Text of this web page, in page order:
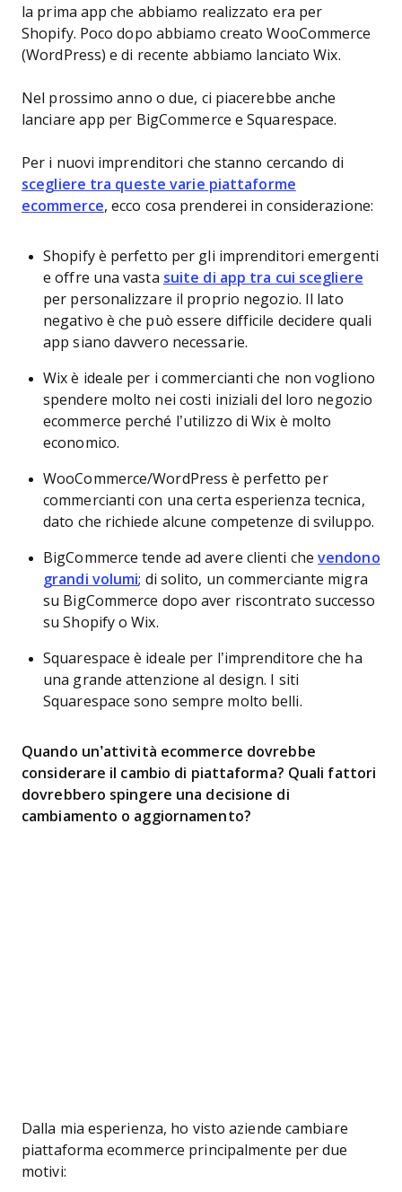
la prima app che abbiamo realizzato era per
Shopify. Poco dopo abbiamo creato WooCommerce
(WordPress) e di recente abbiamo lanciato Wix.
Nel prossimo anno o due, ci piacerebbe anche
lanciare app per BigCommerce e Squarespace.
Per i nuovi imprenditori che stanno cercando di
scegliere tra queste varie piattaforme
ecommerce, ecco cosa prenderei in considerazione:
Shopify è perfetto per gli imprenditori emergenti
e offre una vasta suite di app tra cui scegliere
per personalizzare il proprio negozio. Il lato
negativo è che può essere difficile decidere quali
app siano davvero necessarie.
Wix è ideale per i commercianti che non vogliono
spendere molto nei costi iniziali del loro negozio
ecommerce perché l’utilizzo di Wix è molto
economico.
WooCommerce/WordPress è perfetto per
commercianti con una certa esperienza tecnica,
dato che richiede alcune competenze di sviluppo.
BigCommerce tende ad avere clienti che vendono
grandi volumi; di solito, un commerciante migra
su BigCommerce dopo aver riscontrato successo
su Shopify o Wix.
Squarespace è ideale per l’imprenditore che ha
una grande attenzione al design. I siti
Squarespace sono sempre molto belli.
Quando un’attività ecommerce dovrebbe
considerare il cambio di piattaforma? Quali fattori
dovrebbero spingere una decisione di
cambiamento o aggiornamento?
Dalla mia esperienza, ho visto aziende cambiare
piattaforma ecommerce principalmente per due
motivi: